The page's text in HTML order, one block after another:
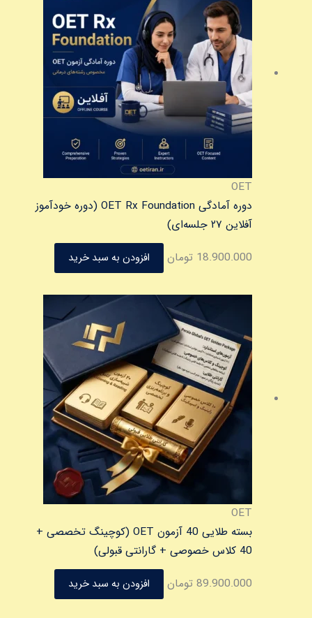
OET
دوره آمادگی OET Rx Foundation (دوره خودآموز
آفلاین ۲۷ جلسه‌ای)
18.900.000 تومان افزودن به سبد خرید
OET
بسته طلایی 40 آزمون OET (کوچینگ تخصصی +
40 کلاس خصوصی + گارانتی قبولی)
89.900.000 تومان افزودن به سبد خرید